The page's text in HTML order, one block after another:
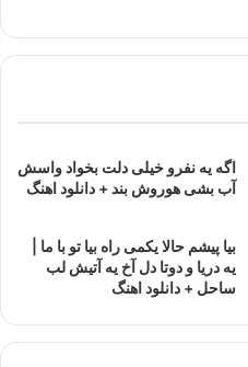
اگه یه نفرو خیلی دلت بخواد واسش
آب بشی هوروش بند + دانلود اهنگ
بیا پیشم حالا یکمی راه بیا تو با ما |
یه دریا و دوتا دل آخ یه آتیش لب
ساحل + دانلود اهنگ